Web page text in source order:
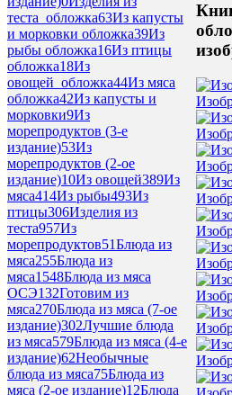
теста_обложка63Из капусты
и морковки обложка39Из
рыбы обложка16Из птицы
обложка18Из
овощей_обложка44Из мяса
обложка42Из капусты и
морковки9Из
морепродуктов (3-е
издание)53Из
морепродуктов (2-ое
издание)10Из овощей389Из
мяса414Из рыбы493Из
птицы306Изделия из
теста957Из
морепродуктов51Блюда из
мяса255Блюда из
мяса1548Блюда из мяса
ОСЭ132Готовим из
мяса270Блюда из мяса (7-ое
издание)302Лучшие блюда
из мяса579Блюда из мяса (4-е
издание)62Необычные
блюда из мяса75Блюда из
мяса (2-ое издание)12Блюда